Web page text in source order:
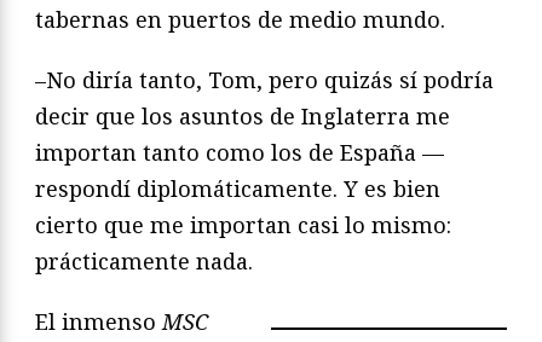
tabernas en puertos de medio mundo.
–No diría tanto, Tom, pero quizás sí podría
decir que los asuntos de Inglaterra me
importan tanto como los de España —
respondí diplomáticamente. Y es bien
cierto que me importan casi lo mismo:
prácticamente nada.
El inmensoMSC